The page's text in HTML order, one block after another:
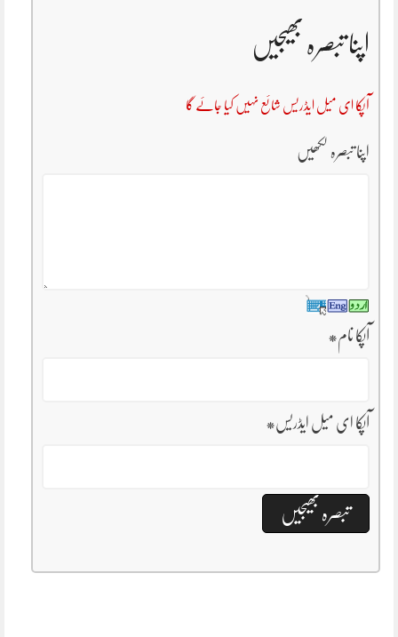
اپنا تبصرہ بھیجیں
آپکا ای میل ایڈریس شائع نہیں کیا جائے گا
اپنا تبصرہ لکھیں
آپکا نام*
آپکا ای میل ایڈریس*